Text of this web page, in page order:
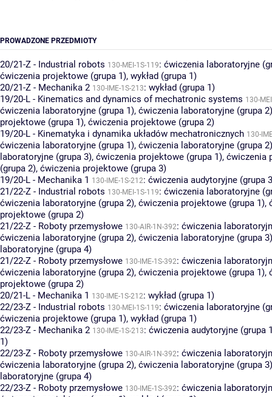
PROWADZONE PRZEDMIOTY
20/21-Z - Industrial robots 130-MEI-1S-119: ćwiczenia laboratoryjne
ćwiczenia projektowe (grupa 1), wykład (grupa 1)
20/21-Z - Mechanika 2 130-IME-1S-213: wykład (grupa 1)
19/20-L - Kinematics and dynamics of mechatronic systems 130-
ćwiczenia laboratoryjne (grupa 1), ćwiczenia laboratoryjne (grupa 2)
projektowe (grupa 1), ćwiczenia projektowe (grupa 2)
19/20-L - Kinematyka i dynamika układów mechatronicznych 130-
ćwiczenia laboratoryjne (grupa 1), ćwiczenia laboratoryjne (grupa 2)
laboratoryjne (grupa 3), ćwiczenia projektowe (grupa 1), ćwiczenia
(grupa 2), ćwiczenia projektowe (grupa 3)
19/20-L - Mechanika 1 130-IME-1S-212: ćwiczenia audytoryjne (grupa
21/22-Z - Industrial robots 130-MEI-1S-119: ćwiczenia laboratoryjne
ćwiczenia laboratoryjne (grupa 2), ćwiczenia projektowe (grupa 1),
projektowe (grupa 2)
21/22-Z - Roboty przemysłowe 130-AIR-1N-392: ćwiczenia
ćwiczenia laboratoryjne (grupa 2), ćwiczenia laboratoryjne (grupa 3)
laboratoryjne (grupa 4)
21/22-Z - Roboty przemysłowe 130-IME-1S-392: ćwiczenia
ćwiczenia laboratoryjne (grupa 2), ćwiczenia projektowe (grupa 1),
projektowe (grupa 2)
20/21-L - Mechanika 1 130-IME-1S-212: wykład (grupa 1)
22/23-Z - Industrial robots 130-MEI-1S-119: ćwiczenia laboratoryjne
ćwiczenia projektowe (grupa 1), wykład (grupa 1)
22/23-Z - Mechanika 2 130-IME-1S-213: ćwiczenia audytoryjne (grupa
1)
22/23-Z - Roboty przemysłowe 130-AIR-1N-392: ćwiczenia
ćwiczenia laboratoryjne (grupa 2), ćwiczenia laboratoryjne (grupa 3)
laboratoryjne (grupa 4)
22/23-Z - Roboty przemysłowe 130-IME-1S-392: ćwiczenia